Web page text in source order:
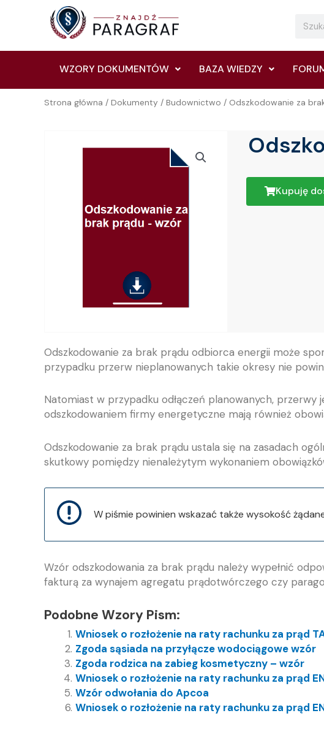
Search
WZORY DOKUMENTÓW BAZA WIEDZY
Strona główna / Dokumenty / Budownictwo / Odszkodowanie za
Kupuję
Odszkodowanie za brak prądu odbiorca energii może
przypadku przerw nieplanowanych takie okresy nie
Natomiast w przypadku odłączeń planowanych, przerwy
odszkodowaniem firmy energetyczne mają również
Odszkodowanie za brak prądu ustala się na zasadach
skutkowy pomiędzy nienależytym wykonaniem
W piśmie powinien wskazać także wysokość
Wzór odszkodowania za brak prądu należy wypełnić
fakturą za wynajem agregatu prądotwórczego czy
Podobne Wzory Pism:
Wniosek o rozłożenie na raty rachunku za prąd
Zgoda sąsiada na przyłącze wodociągowe wzór
Zgoda rodzica na zabieg kosmetyczny – wzór
Wniosek o rozłożenie na raty rachunku za prąd
Wzór odwołania do Apcoa
Wniosek o rozłożenie na raty rachunku za prąd